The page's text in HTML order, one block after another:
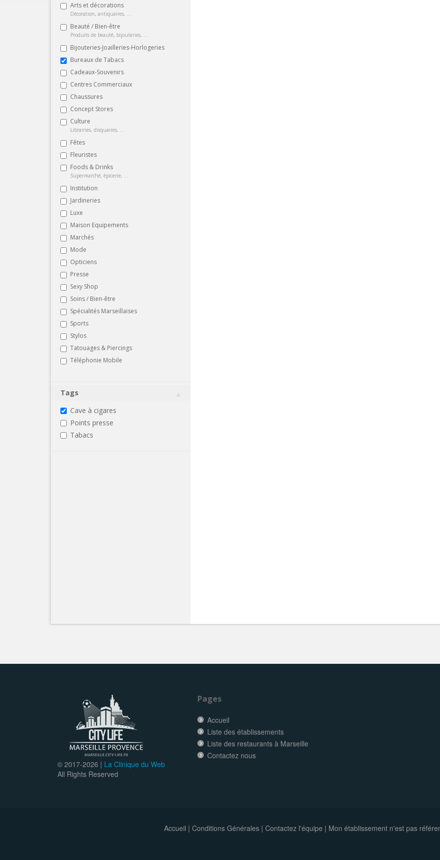
Arts et décorations
Décoration, antiquaires, ...
Beauté / Bien-être
Produits de beauté, bijouteries, ...
Bijouteries-Joailleries-Horlogeries
Bureaux de Tabacs
Cadeaux-Souvenirs
Centres Commerciaux
Chaussures
Concept Stores
Culture
Librairies, disquaires, ...
Fêtes
Fleuristes
Foods & Drinks
Supermarché, épicerie, ...
Institution
Jardineries
Luxe
Maison Equipements
Marchés
Mode
Opticiens
Presse
Sexy Shop
Soins / Bien-être
Spécialités Marseillaises
Sports
Stylos
Tatouages & Piercings
Téléphonie Mobile
Tags
Cave à cigares
Points presse
Tabacs
© 2017-2026 | La Clinique du Web
All Rights Reserved
Pages
Accueil
Liste des établissements
Liste des restaurants à Marseille
Contactez nous
Accueil | Conditions Générales| Contactez l'équipe | Mon établissement n'est pas